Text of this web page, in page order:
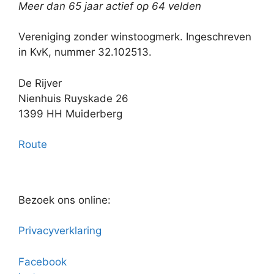
Meer dan 65 jaar actief op 64 velden
Vereniging zonder winstoogmerk. Ingeschreven
in KvK, nummer 32.102513.
De Rijver
Nienhuis Ruyskade 26
1399 HH Muiderberg
Route
Bezoek ons online:
Privacyverklaring
Facebook